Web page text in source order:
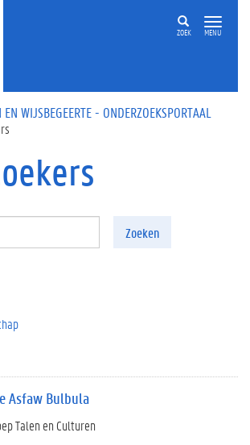
gaan
ZOEK MENU
EN WIJSBEGEERTE - ONDERZOEKSPORTAAL
Zoeken
Asfaw Bulbula
Talen en Culturen